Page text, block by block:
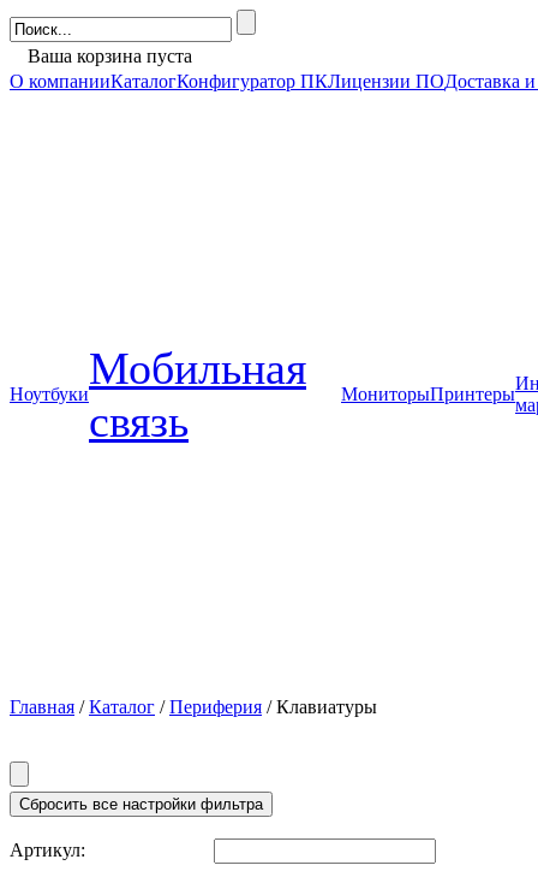
Ваша корзина пуста
О компанииКаталогКонфигуратор ПКЛицензии ПОДоставка
Ноутбуки
Мобильная
связь
МониторыПринтеры
Главная /Каталог /Периферия / Клавиатуры
Артикул: